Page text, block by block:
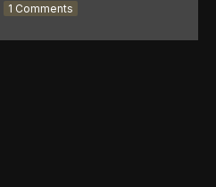
1 Comments